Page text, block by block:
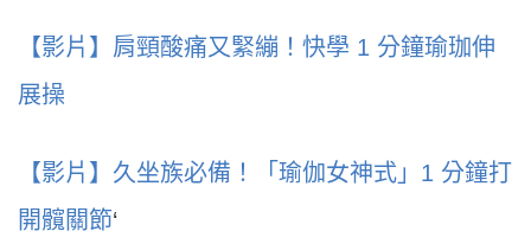
【影片】肩頸酸痛又緊繃！快學 1 分鐘瑜珈伸
展操
【影片】久坐族必備！「瑜伽女神式」1 分鐘打
開髖關節‘